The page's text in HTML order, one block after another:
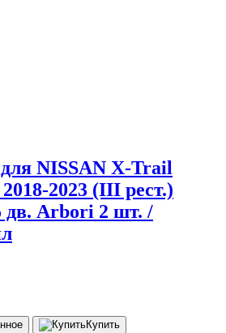
NISSAN X-Trail
2023 (III рест.)
дв. Arbori 2 шт. /
Купить